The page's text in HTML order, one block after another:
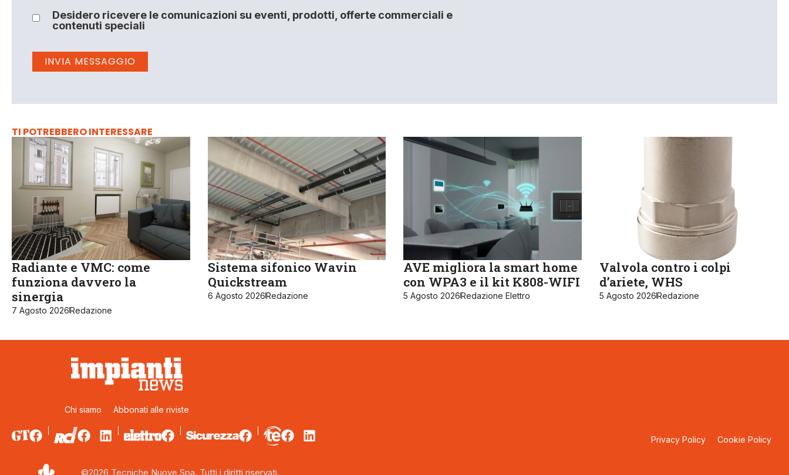
Desidero ricevere le comunicazioni su eventi, prodotti, offerte commerciali e
contenuti speciali
TI POTREBBERO INTERESSARE
Radiante e VMC: come
funziona davvero la
sinergia
7 Agosto 2026Redazione
Sistema sifonico Wavin
Quickstream
6 Agosto 2026Redazione
AVE migliora la smart home
con WPA3 e il kit K808-WIFI
5 Agosto 2026Redazione Elettro
Valvola contro i colpi
d’ariete, WHS
5 Agosto 2026Redazione
Chi siamo Abbonati alle riviste
Privacy Policy Cookie Policy
©2026 Tecniche Nuove Spa. Tutti i diritti riservati.